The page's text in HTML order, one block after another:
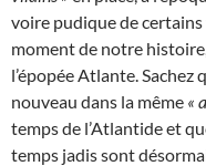
voire pudique de
moment de notre
l’épopée Atlante.
nouveau dans la même «
temps de l’Atlantide et
temps jadis sont